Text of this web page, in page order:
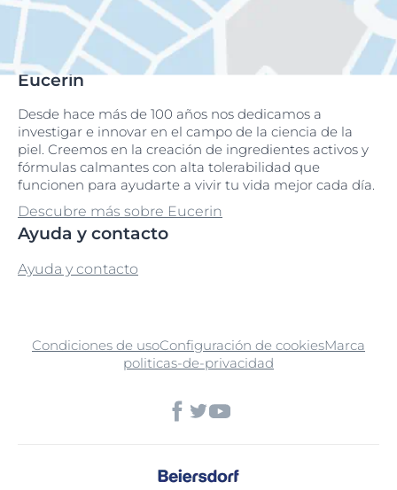
Eucerin
Desde hace más de 100 años nos dedicamos a
investigar e innovar en el campo de la ciencia de la
piel. Creemos en la creación de ingredientes activos y
fórmulas calmantes con alta tolerabilidad que
funcionen para ayudarte a vivir tu vida mejor cada día.
Descubre más sobre Eucerin
Ayuda y contacto
Ayuda y contacto
Condiciones de usoConfiguración de cookiesMarca
politicas-de-privacidad